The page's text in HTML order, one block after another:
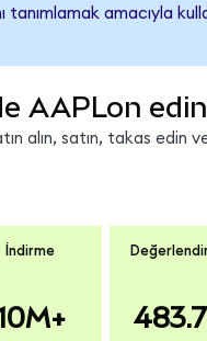
tanımlamak amacıyla
AAPLon
alın, satın, takas edin
İndirme